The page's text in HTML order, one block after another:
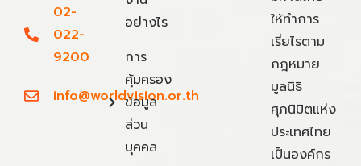
02-
022-
9200
info@worldvision.or.th
อย่างไร
การ
คุ้มครอง
ข้อมูล
ส่วน
บุคคล
ให้ทำการ
เรี่ยไรตาม
กฎหมาย
มูลนิธิ
ศุภนิมิตแห่ง
ประเทศไทย
เป็นองค์กร